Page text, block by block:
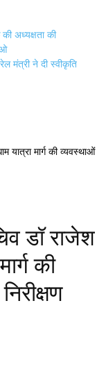
अध्यक्षता की
मंत्री ने दी स्वीकृति
यात्रा मार्ग की व्यवस्थाओं
डॉ राजेश
की